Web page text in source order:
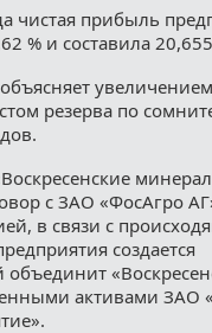
чистая прибыль
% и составила
резерва по
с ЗАО «ФосАгро
в связи с
создается
активами ЗАО